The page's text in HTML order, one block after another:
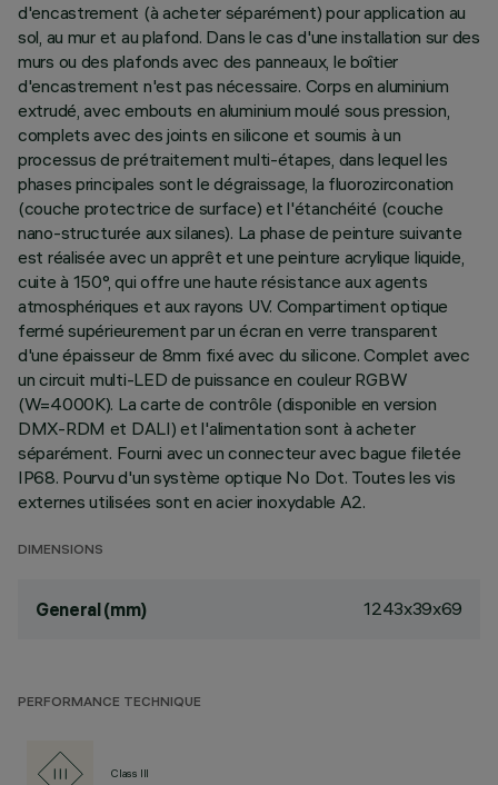
d'encastrement (à acheter séparément) pour application au
sol, au mur et au plafond. Dans le cas d'une installation sur des
murs ou des plafonds avec des panneaux, le boîtier
d'encastrement n'est pas nécessaire. Corps en aluminium
extrudé, avec embouts en aluminium moulé sous pression,
complets avec des joints en silicone et soumis à un
processus de prétraitement multi-étapes, dans lequel les
phases principales sont le dégraissage, la fluorozirconation
(couche protectrice de surface) et l'étanchéité (couche
nano-structurée aux silanes). La phase de peinture suivante
est réalisée avec un apprêt et une peinture acrylique liquide,
cuite à 150°, qui offre une haute résistance aux agents
atmosphériques et aux rayons UV. Compartiment optique
fermé supérieurement par un écran en verre transparent
d'une épaisseur de 8mm fixé avec du silicone. Complet avec
un circuit multi-LED de puissance en couleur RGBW
(W=4000K). La carte de contrôle (disponible en version
DMX-RDM et DALI) et l'alimentation sont à acheter
séparément. Fourni avec un connecteur avec bague filetée
IP68. Pourvu d'un système optique No Dot. Toutes les vis
externes utilisées sont en acier inoxydable A2.
DIMENSIONS
General (mm) 1243x39x69
PERFORMANCE TECHNIQUE
Class III